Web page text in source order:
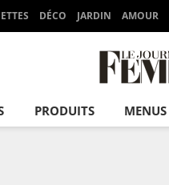
DÉCO JARDIN AMOUR
PRODUITS MENUS